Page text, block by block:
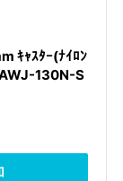
ｷｬｽﾀｰ(ﾅｲﾛﾝ
130N-S